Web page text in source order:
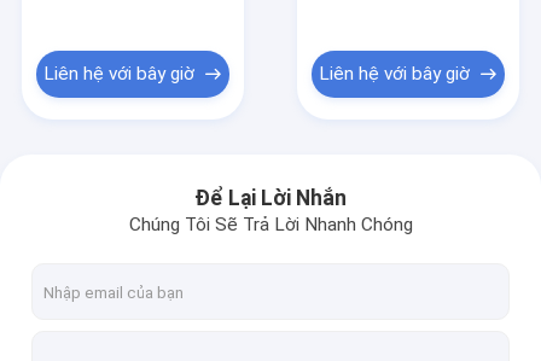
Tham quan nhà máy
Liên hệ với bây giờ Liên hệ với bây giờ
Để Lại Lời Nhắn
Chúng Tôi Sẽ Trả Lời Nhanh Chóng